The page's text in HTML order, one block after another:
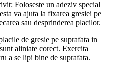
Foloseste un adeziv special
va ajuta la fixarea gresiei pe
sau desprinderea placilor.
de gresie pe suprafata in
aliniate corect. Exercita
a se lipi bine de suprafata.